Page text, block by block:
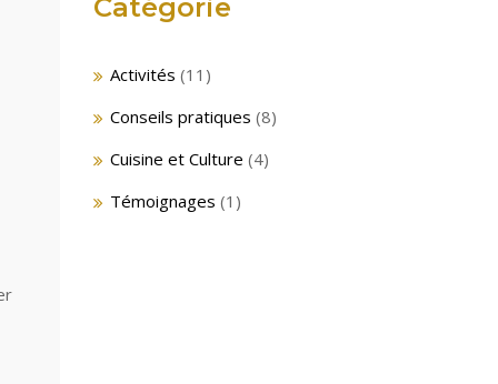
Catégorie
Activités (11)
Conseils pratiques (8)
Cuisine et Culture (4)
Témoignages (1)